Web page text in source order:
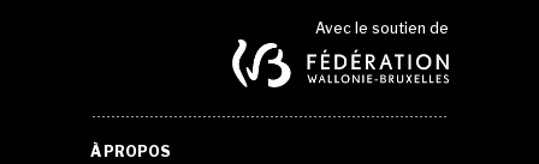
Avec le soutien de
À PROPOS